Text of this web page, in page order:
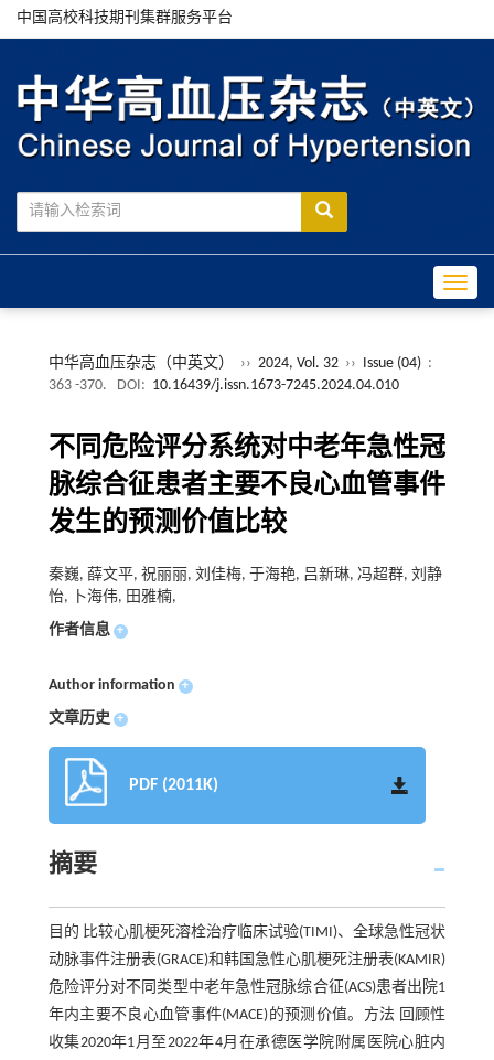
中国高校科技期刊集群服务平台
中华高血压杂志（中英文） ›› 2024, Vol. 32 ›› Issue (04) :
363 -370.
DOI: 10.16439/j.issn.1673-7245.2024.04.010
不同危险评分系统对中老年急性冠
脉综合征患者主要不良心血管事件
发生的预测价值比较
秦巍, 薛文平, 祝丽丽, 刘佳梅, 于海艳, 吕新琳, 冯超群, 刘静
怡, 卜海伟, 田雅楠,
作者信息 +
Author information +
文章历史 +
PDF (2011K)
摘要
目的 比较心肌梗死溶栓治疗临床试验(TIMI)、全球急性冠状
动脉事件注册表(GRACE)和韩国急性心肌梗死注册表(KAMIR)
危险评分对不同类型中老年急性冠脉综合征(ACS)患者出院1
年内主要不良心血管事件(MACE)的预测价值。方法 回顾性
收集2020年1月至2022年4月在承德医学院附属医院心脏内